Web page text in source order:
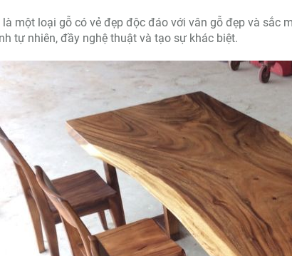
là một loại gỗ có vẻ đẹp độc đáo với vân gỗ đẹp và sắc
tự nhiên, đầy nghệ thuật và tạo sự khác biệt.